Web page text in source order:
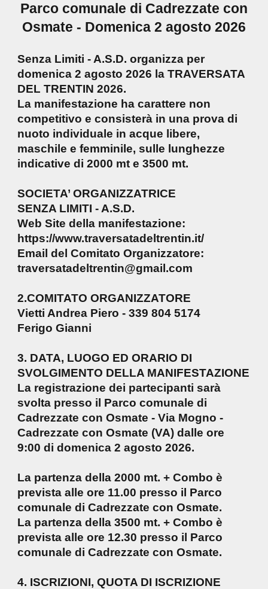
Parco comunale di Cadrezzate con
Osmate - Domenica 2 agosto 2026
Senza Limiti - A.S.D. organizza per
domenica 2 agosto 2026 la TRAVERSATA
DEL TRENTIN 2026.
La manifestazione ha carattere non
competitivo e consisterà in una prova di
nuoto individuale in acque libere,
maschile e femminile, sulle lunghezze
indicative di 2000 mt e 3500 mt.
SOCIETA’ ORGANIZZATRICE
SENZA LIMITI - A.S.D.
Web Site della manifestazione:
https://www.traversatadeltrentin.it/
Email del Comitato Organizzatore:
traversatadeltrentin@gmail.com
2.COMITATO ORGANIZZATORE
Vietti Andrea Piero - 339 804 5174
Ferigo Gianni
3. DATA, LUOGO ED ORARIO DI
SVOLGIMENTO DELLA MANIFESTAZIONE
La registrazione dei partecipanti sarà
svolta presso il Parco comunale di
Cadrezzate con Osmate - Via Mogno -
Cadrezzate con Osmate (VA) dalle ore
9:00 di domenica 2 agosto 2026.
La partenza della 2000 mt. + Combo è
prevista alle ore 11.00 presso il Parco
comunale di Cadrezzate con Osmate.
La partenza della 3500 mt. + Combo è
prevista alle ore 12.30 presso il Parco
comunale di Cadrezzate con Osmate.
4. ISCRIZIONI, QUOTA DI ISCRIZIONE